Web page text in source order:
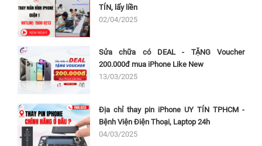
TÍN, lấy liền
02/04/2025
Sửa chữa có DEAL - TẶNG Voucher
200.000đ mua iPhone Like New
13/03/2025
Địa chỉ thay pin iPhone UY TÍN TPHCM -
Bệnh Viện Điện Thoại, Laptop 24h
04/03/2025